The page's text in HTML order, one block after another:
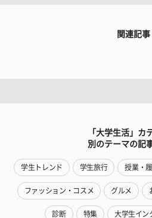
関連記事
「大学生活」カ
別のテーマの記
学生トレンド 学生旅行 授業・
ファッション・コスメ グルメ
診断 特集 大学生イン